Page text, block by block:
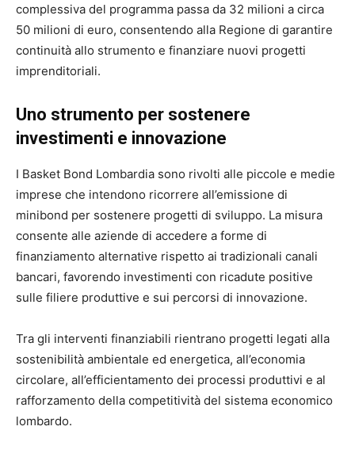
complessiva del programma passa da 32 milioni a circa
50 milioni di euro, consentendo alla Regione di garantire
continuità allo strumento e finanziare nuovi progetti
imprenditoriali.
Uno strumento per sostenere
investimenti e innovazione
I Basket Bond Lombardia sono rivolti alle piccole e medie
imprese che intendono ricorrere all’emissione di
minibond per sostenere progetti di sviluppo. La misura
consente alle aziende di accedere a forme di
finanziamento alternative rispetto ai tradizionali canali
bancari, favorendo investimenti con ricadute positive
sulle filiere produttive e sui percorsi di innovazione.
Tra gli interventi finanziabili rientrano progetti legati alla
sostenibilità ambientale ed energetica, all’economia
circolare, all’efficientamento dei processi produttivi e al
rafforzamento della competitività del sistema economico
lombardo.